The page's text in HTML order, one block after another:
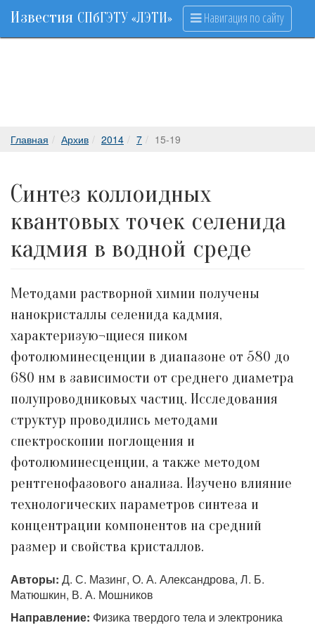
Известия СПбГЭТУ «ЛЭТИ» Навигация по сайту
Главная Архив 2014 7 15-19
Синтез коллоидных
квантовых точек селенида
кадмия в водной среде
Методами растворной химии получены
нанокристаллы селенида кадмия,
характеризую¬щиеся пиком
фотолюминесценции в диапазоне от 580 до
680 нм в зависимости от среднего диаметра
полупроводниковых частиц. Исследования
структур проводились методами
спектроскопии поглощения и
фотолюминесценции, а также методом
рентгенофазового анализа. Изучено влияние
технологических параметров синтеза и
концентрации компонентов на средний
размер и свойства кристаллов.
Авторы: Д. С. Мазинг, О. А. Александрова, Л. Б.
Матюшкин, В. А. Мошников
Направление: Физика твердого тела и электроника